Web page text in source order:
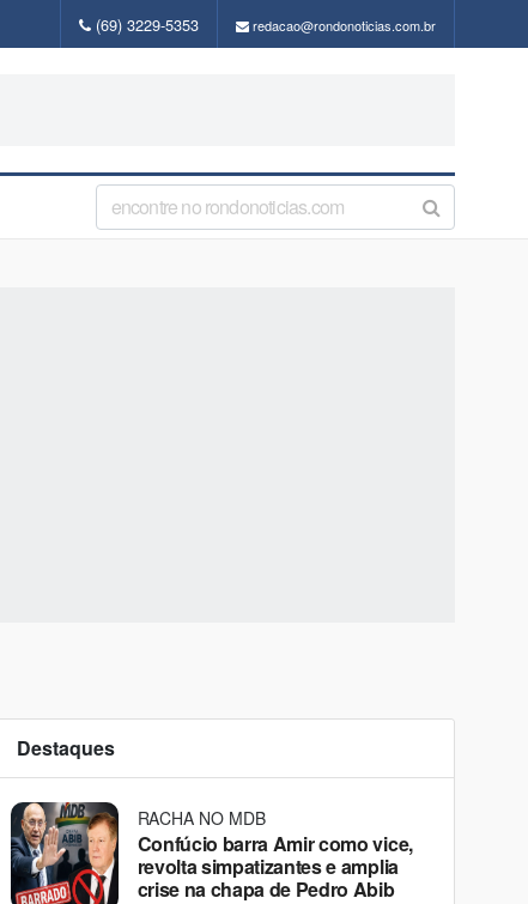
(69) 3229-5353 redacao@rondonoticias.com.br
Destaques
RACHA NO MDB
Confúcio barra Amir como vice,
revolta simpatizantes e amplia
crise na chapa de Pedro Abib